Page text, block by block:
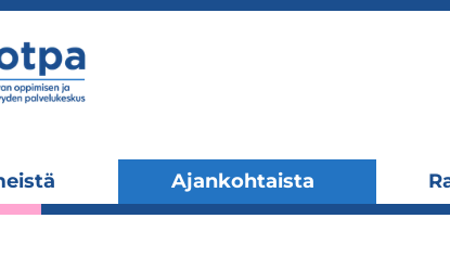
alavalikko
Ajankohtaista
alavalikko